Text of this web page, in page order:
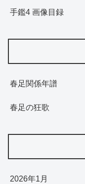
手鑑4 画像目録
春足関係年譜
春足の狂歌
2026年1月